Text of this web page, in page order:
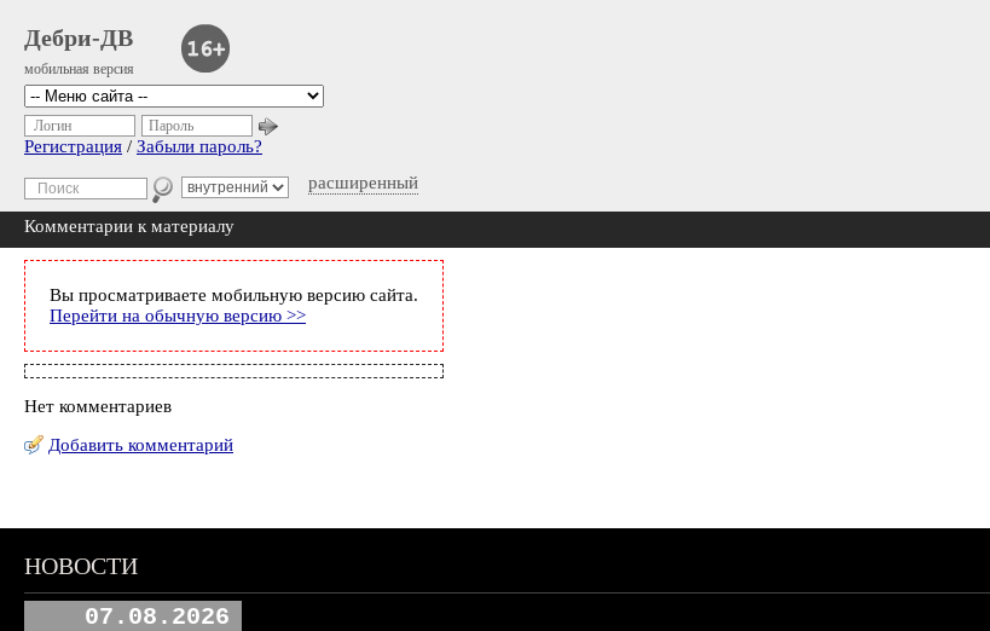
Дебри-ДВ
мобильная версия
расширенный
Логин Пароль
Регистрация / Забыли пароль?
Комментарии к материалу
Вы просматриваете мобильную версию сайта.
Перейти на обычную версию >>
Нет комментариев
Добавить комментарий
НОВОСТИ
07.08.2026